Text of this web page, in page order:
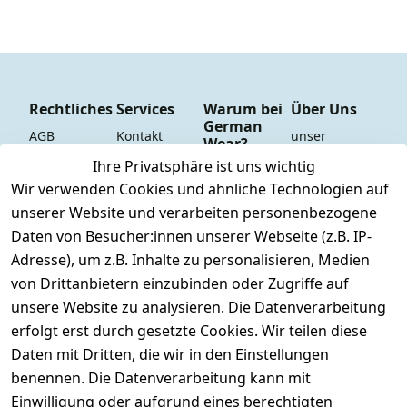
Ihre Privatsphäre ist uns wichtig
Wir verwenden Cookies und ähnliche Technologien auf
unserer Website und verarbeiten personenbezogene
Daten von Besucher:innen unserer Webseite (z.B. IP-
Adresse), um z.B. Inhalte zu personalisieren, Medien
von Drittanbietern einzubinden oder Zugriffe auf
unsere Website zu analysieren. Die Datenverarbeitung
erfolgt erst durch gesetzte Cookies. Wir teilen diese
Daten mit Dritten, die wir in den Einstellungen
benennen. Die Datenverarbeitung kann mit
Einwilligung oder aufgrund eines berechtigten
Rechtliches
AGB
Impressum
Datenschutze
rklärung
Barrierefreihe
itserklärung
Widerrufsrec
ht
Vertrag
widerrufen
Services
Kontakt
Registrieren
Versand &
Versandkoste
n
Retoure &
Rücksendung
Rücksendeeti
kett drucken
(Inland)
FAQs - Häufig
Warum bei
German
Wear?
Dauer
Tiefpreisgara
ntie*
Express-24h-
Versand
24/7 aktueller
Warenbestan
d
+ 95% aus
eigener
Über Uns
unser
YouTube-
Kanal
unsere
Facebook-
Seite
unsere
Damen &
Herren
unsere
Gutscheine &